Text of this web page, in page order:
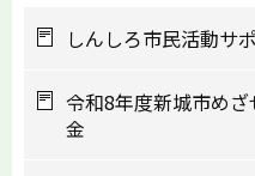
しんしろ市民活動サ
令和8年度新城市め
金